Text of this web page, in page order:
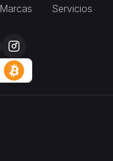
Marcas Servicios